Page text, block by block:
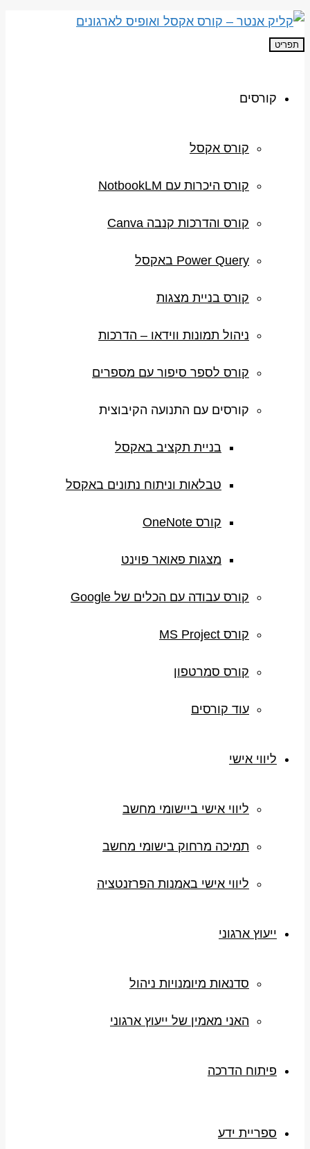
תפריט
קורסים
קורס אקסל
קורס היכרות עם NotbookLM
קורס והדרכות קנבה Canva
Power Query באקסל
קורס בניית מצגות
ניהול תמונות ווידאו – הדרכות
קורס לספר סיפור עם מספרים
קורסים עם התנועה הקיבוצית
בניית תקציב באקסל
טבלאות וניתוח נתונים באקסל
קורס OneNote
מצגות פאואר פוינט
קורס עבודה עם הכלים של Google
קורס MS Project
קורס סמרטפון
עוד קורסים
ליווי אישי
ליווי אישי ביישומי מחשב
תמיכה מרחוק בישומי מחשב
ליווי אישי באמנות הפרזנטציה
ייעוץ ארגוני
סדנאות מיומנויות ניהול
האני מאמין של ייעוץ ארגוני
פיתוח הדרכה
ספריית ידע